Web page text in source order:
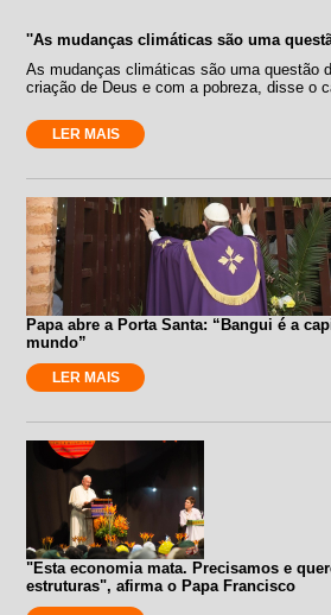
''As mudanças climáticas são uma
As mudanças climáticas são uma questão
criação de Deus e com a pobreza, disse o
LER MAIS
Papa abre a Porta Santa: “Bangui é a
mundo”
LER MAIS
"Esta economia mata. Precisamos e
estruturas", afirma o Papa Francisco